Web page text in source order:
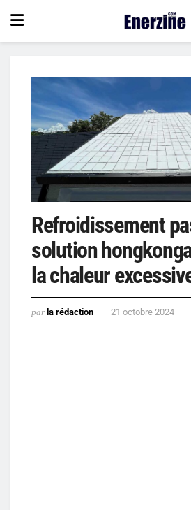
Refroidissement
solution
la chaleur
par la rédaction 21 octobre 2024